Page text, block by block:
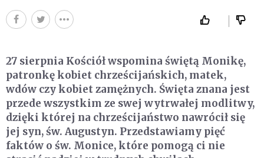
27 sierpnia Kościół wspomina świętą Monikę,
patronkę kobiet chrześcijańskich, matek,
wdów czy kobiet zamężnych. Święta znana jest
przede wszystkim ze swej wytrwałej modlitwy,
dzięki której na chrześcijaństwo nawrócił się
jej syn, św. Augustyn. Przedstawiamy pięć
faktów o św. Monice, które pomogą ci nie